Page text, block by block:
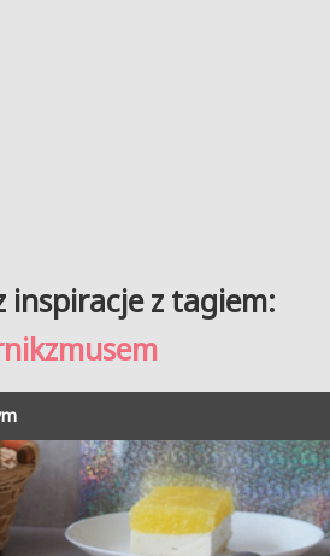
inspiracje z tagiem: